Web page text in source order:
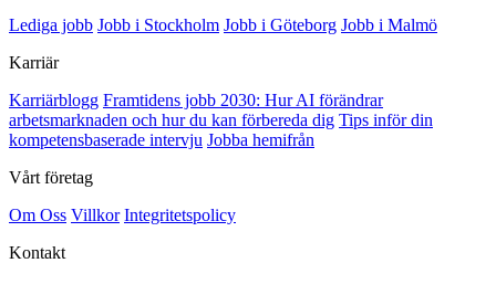
Lediga jobb Jobb i Stockholm Jobb i Göteborg Jobb i Malmö
Karriär
Karriärblogg Framtidens jobb 2030: Hur AI förändrar
arbetsmarknaden och hur du kan förbereda dig Tips inför din
kompetensbaserade intervju Jobba hemifrån
Vårt företag
Om Oss Villkor Integritetspolicy
Kontakt